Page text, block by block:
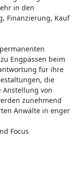
in den
Finanzierung, Kauf
Engpässen beim
für ihre
die
Anstellung von
zunehmend
Anwälte in enger
Focus